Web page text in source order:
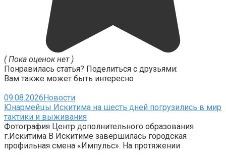
( Пока оценок нет )
Понравилась статья? Поделиться с друзьями:
Вам также может быть интересно
09.08.2026Новости
Юнармейцы Искитима на шесть дней погрузились в мир
тактики и выживания
Фотография Центр дополнительного образования
г.Искитима В Искитиме завершилась городская
профильная смена «Импульс». На протяжении